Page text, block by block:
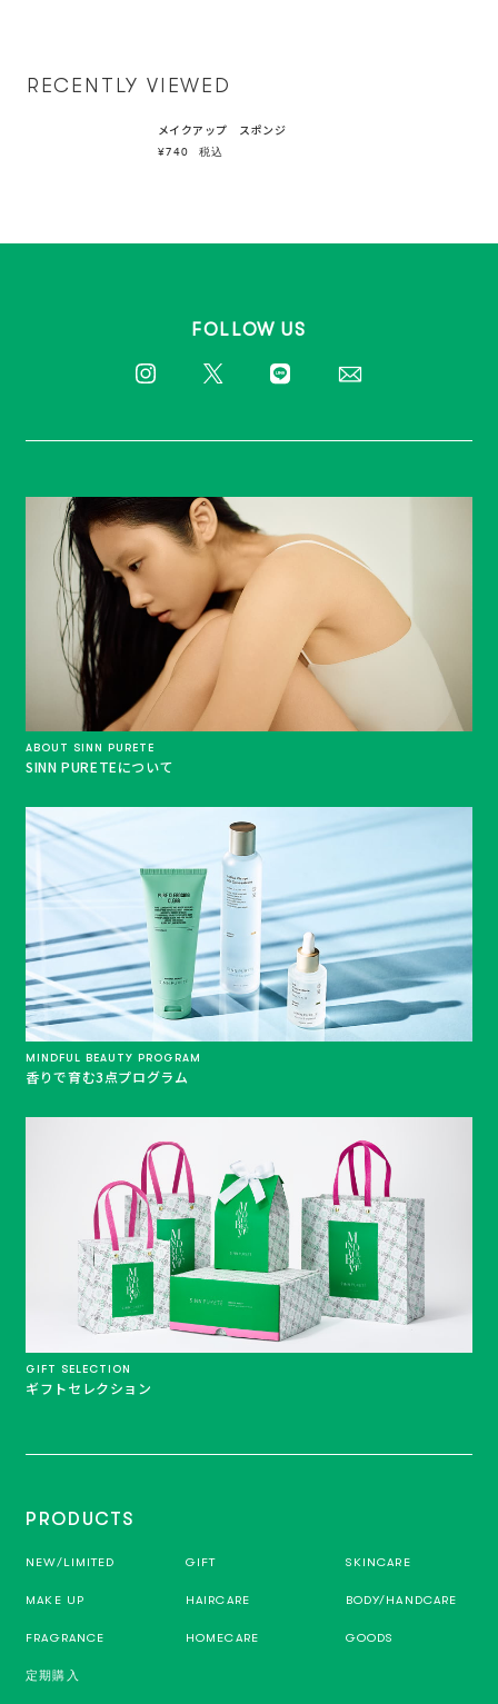
RECENTLY VIEWED
メイクアップ スポンジ
¥740 税込
FOLLOW US
ABOUT SINN PURETE
SINN PURETEについて
MINDFUL BEAUTY PROGRAM
香りで育む3点プログラム
GIFT SELECTION
ギフトセレクション
PRODUCTS
NEW/LIMITED GIFT SKINCARE
MAKE UP HAIRCARE BODY/HANDCARE
FRAGRANCE HOMECARE GOODS
定期購入